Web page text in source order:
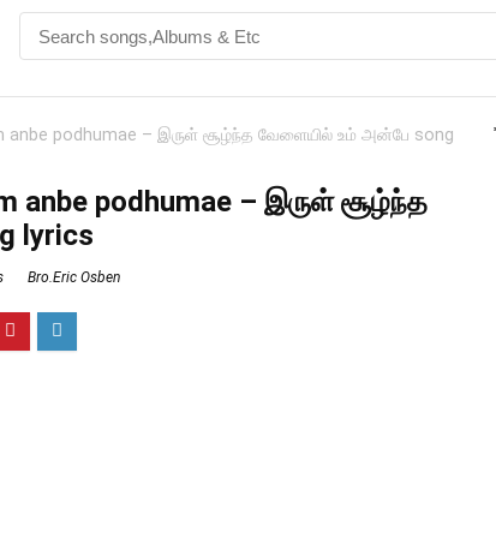
anbe podhumae – இருள் சூழ்ந்த வேளையில் உம் அன்பே song
anbe podhumae – இருள் சூழ்ந்த
lyrics
Bro.Eric Osben